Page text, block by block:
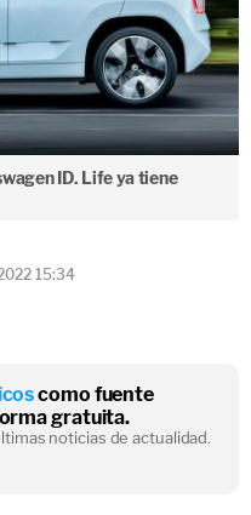
ID. Life ya tiene
15:34
como fuente
gratuita.
noticias de actualidad.